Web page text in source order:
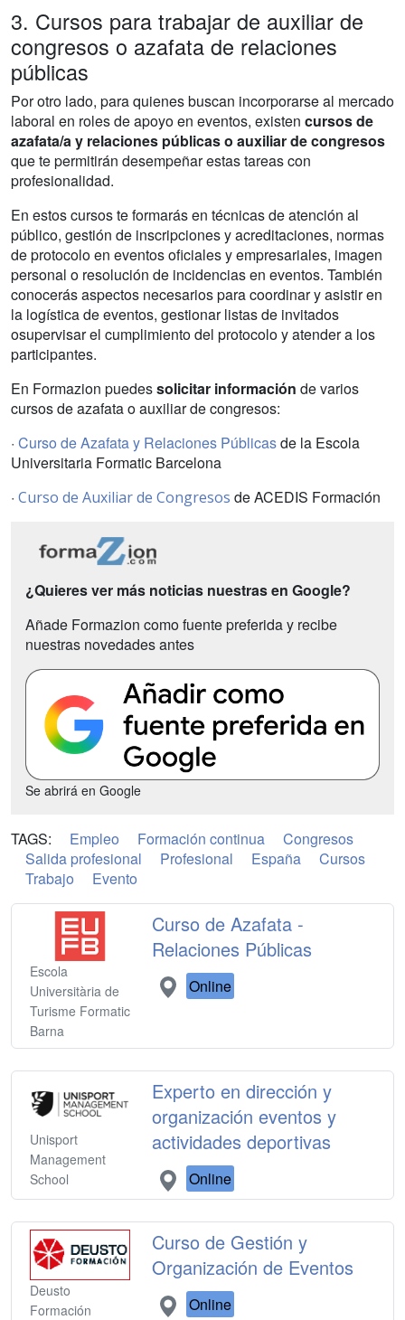
3. Cursos para trabajar de auxiliar de
congresos o azafata de relaciones
públicas
Por otro lado, para quienes buscan incorporarse al mercado
laboral en roles de apoyo en eventos, existen cursos de
azafata/a y relaciones públicas o auxiliar de congresos
que te permitirán desempeñar estas tareas con
profesionalidad.
En estos cursos te formarás en técnicas de atención al
público, gestión de inscripciones y acreditaciones, normas
de protocolo en eventos oficiales y empresariales, imagen
personal o resolución de incidencias en eventos. También
conocerás aspectos necesarios para coordinar y asistir en
la logística de eventos, gestionar listas de invitados
osupervisar el cumplimiento del protocolo y atender a los
participantes.
En Formazion puedessolicitar información de varios
cursos de azafata o auxiliar de congresos:
· Curso de Azafata y Relaciones Públicasde la Escola
Universitaria Formatic Barcelona
· Curso de Auxiliar de Congresos de ACEDIS Formación
¿Quieres ver más noticias nuestras en Google?
Añade Formazion como fuente preferida y recibe
nuestras novedades antes
Se abrirá en Google
TAGS: Empleo Formación continua
Congresos
Salida profesional
Profesional España
Cursos
Trabajo
Evento
Escola
Universitària de
Turisme Formatic
Barna
Curso de Azafata -
Relaciones Públicas
Online
Unisport
Management
School
Experto en dirección y
organización eventos y
actividades deportivas
Online
Deusto
Formación
Curso de Gestión y
Organización de Eventos
Online